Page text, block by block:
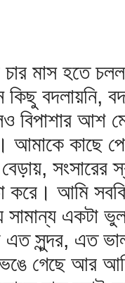
চার মাস হতে
কিছু বদলায়নি,
বিপাশার আশ
আমাকে কাছে
সংসারের
করে। আমি
সামান্য একটা
এত সুন্দর, এত
গেছে আর